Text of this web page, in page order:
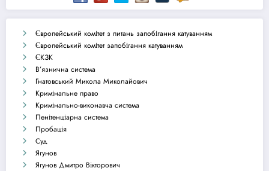
Європейський комітет з питань запобігання катуванням
Європейський комітет запобігання катуванням
ЄКЗК
В’язнична система
Гнатовський Микола Миколайович
Кримінальне право
Кримінально-виконавча система
Пенітенціарна система
Пробація
Суд
Ягунов
Ягунов Дмитро Вікторович